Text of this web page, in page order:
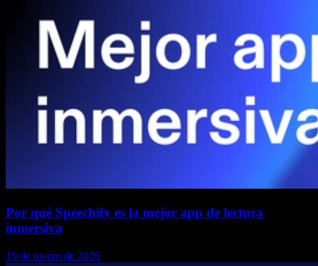
Por qué Speechify es la mejor app de lectura
inmersiva
19 de marzo de 2026